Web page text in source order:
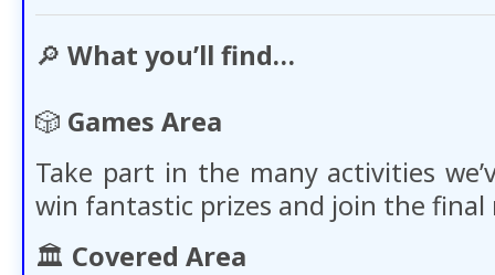
🔎 What you’ll find…
🎲 Games Area
Take part in the many activities
win fantastic prizes and join the final
🏛️ Covered Area